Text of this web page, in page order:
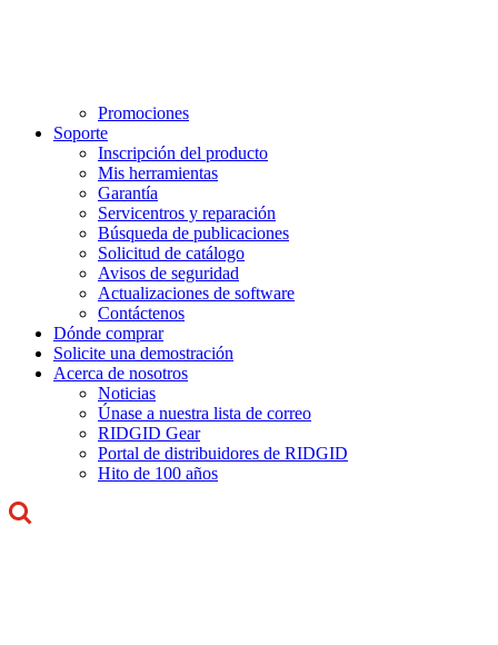
Promociones
Soporte
Inscripción del producto
Mis herramientas
Garantía
Servicentros y reparación
Búsqueda de publicaciones
Solicitud de catálogo
Avisos de seguridad
Actualizaciones de software
Contáctenos
Dónde comprar
Solicite una demostración
Acerca de nosotros
Noticias
Únase a nuestra lista de correo
RIDGID Gear
Portal de distribuidores de RIDGID
Hito de 100 años